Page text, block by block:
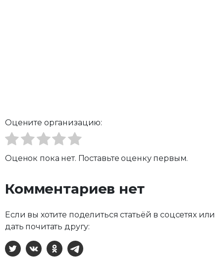
Оцените организацию:
Оценок пока нет. Поставьте оценку первым.
Комментариев нет
Если вы хотите поделиться статьёй в соцсетях или
дать почитать другу:
X ВКонтактеОдноклассники
Telegram